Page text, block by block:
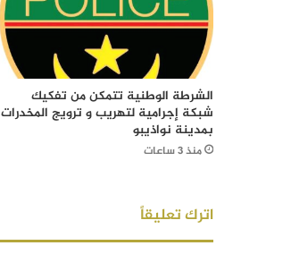
الشرطة الوطنية تتمكن من تفكيك
شبكة إجرامية لتهريب و ترويج المخدرات
بمدينة نواذيبو
منذ 3 ساعات
اترك تعليقاً